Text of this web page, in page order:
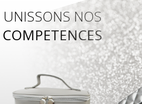
COMPETENCES
UNISSONS NOS